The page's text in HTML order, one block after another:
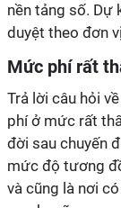
nền tảng số. Dự
duyệt theo đơn
Mức phí rất
Trả lời câu hỏi
phí ở mức rất
đời sau chuyến
mức độ tương
và cũng là nơi